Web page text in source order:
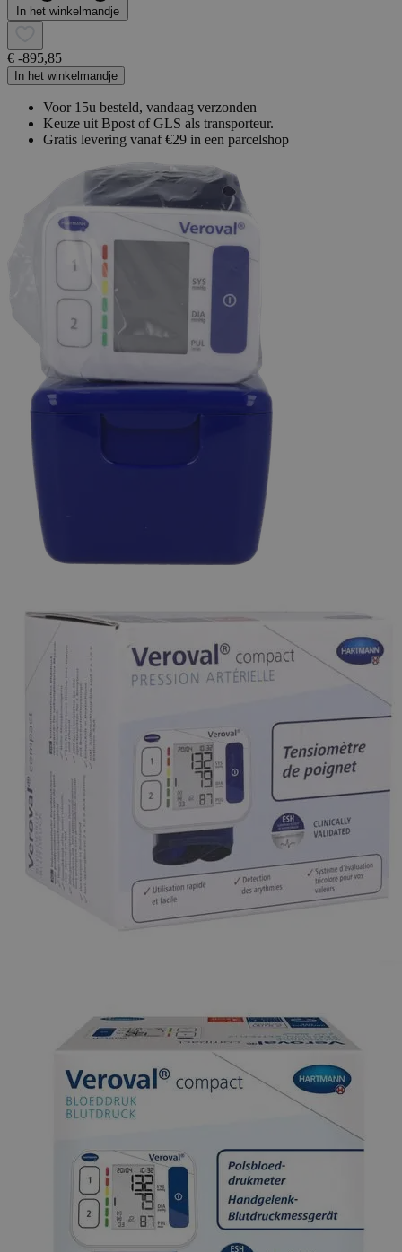
In het winkelmandje
€ -895,85
In het winkelmandje
Voor 15u besteld, vandaag verzonden
Keuze uit Bpost of GLS als transporteur.
Gratis levering vanaf €29 in een parcelshop